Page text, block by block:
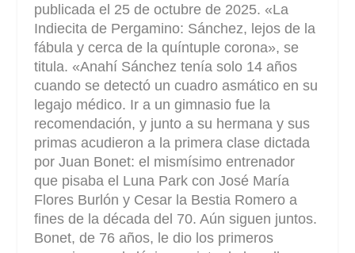
publicada el 25 de octubre de 2025. «La
Indiecita de Pergamino: Sánchez, lejos de la
fábula y cerca de la quíntuple corona», se
titula. «Anahí Sánchez tenía solo 14 años
cuando se detectó un cuadro asmático en su
legajo médico. Ir a un gimnasio fue la
recomendación, y junto a su hermana y sus
primas acudieron a la primera clase dictada
por Juan Bonet: el mismísimo entrenador
que pisaba el Luna Park con José María
Flores Burlón y Cesar la Bestia Romero a
fines de la década del 70. Aún siguen juntos.
Bonet, de 76 años, le dio los primeros